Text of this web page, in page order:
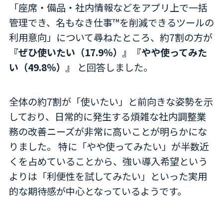
「座席・備品・社内情報などをアプリ上で一括
管理でき、名もなき仕事™を削減できるツールの
利用意向」について尋ねたところ、約7割の方が
『ぜひ使いたい（17.9％）』『やや使ってみた
い（49.8％）』
と回答しました。
全体の約7割が「使いたい」と前向きな姿勢を示
しており、日常的に発生する煩雑な社内調整業
務の改善ニーズが非常に高いことが明らかにな
りました。 特に「やや使ってみたい」が半数近
くを占めていることから、強い導入希望という
よりは「利便性を試してみたい」といった実用
的な期待感が中心となっているようです。